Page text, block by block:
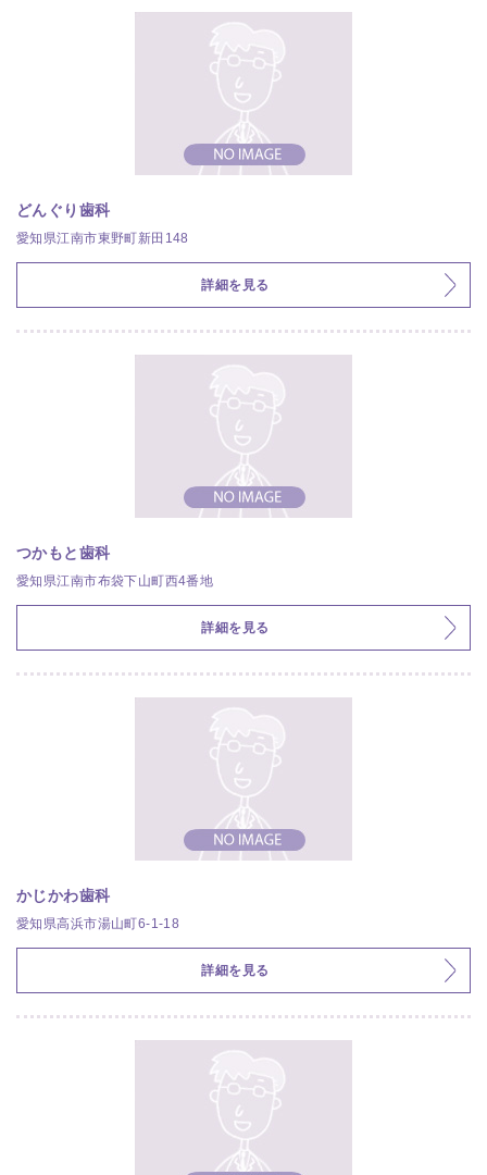
どんぐり歯科
愛知県江南市東野町新田148
詳細を見る
つかもと歯科
愛知県江南市布袋下山町西4番地
詳細を見る
かじかわ歯科
愛知県高浜市湯山町6-1-18
詳細を見る